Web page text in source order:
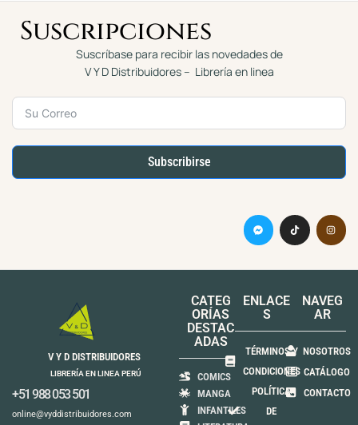
Suscripciones
Suscríbase para recibir las novedades de
V Y D Distribuidores – Librería en linea
Subscribirse
V Y D DISTRIBUIDORES
LIBRERÍA EN LINEA PERÚ
+51 988 053 501
online@vyddistribuidores.com
CATEG
ORÍAS
DESTAC
ADAS
COMICS
MANGA
INFANTILES
ENLACE
S
TÉRMINOS Y
CONDICIONES
POLÍTICA
DE
NAVEG
AR
NOSOTROS
CATÁLOGO
CONTACTO